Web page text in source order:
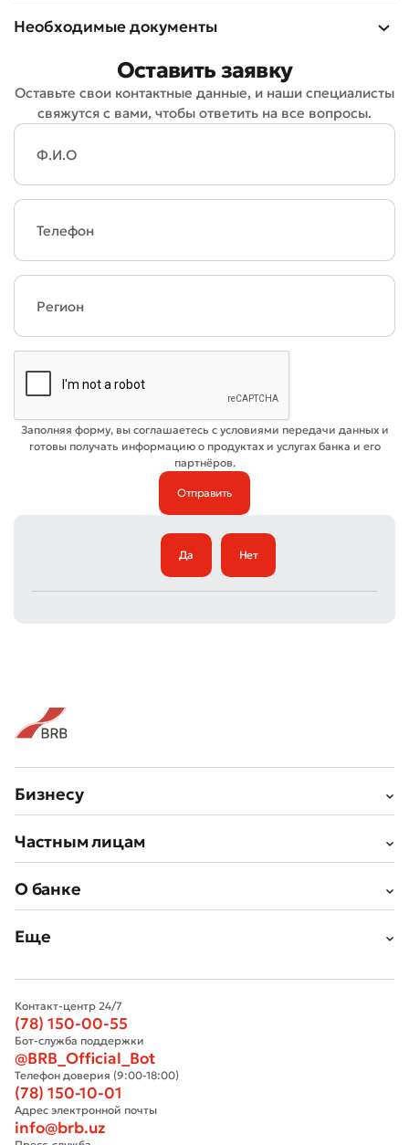
Оцените качество обслуживания
Плохо Отлично
Отправить
Оставить обращение
* Все поля обязательны для заполнения
Отправить
Необходимые документы
Оставить заявку
Оставьте свои контактные данные, и наши специалисты
свяжутся с вами, чтобы ответить на все вопросы.
Заполняя форму, вы соглашаетесь с условиями передачи данных и
готовы получать информацию о продуктах и услугах банка и его
партнёров.
Да Нет
Бизнесу
Частным лицам
О банке
Еще
Контакт-центр 24/7
(78) 150-00-55
Бот-служба поддержки
@BRB_Official_Bot
Телефон доверия (9:00-18:00)
(78) 150-10-01
Адрес электронной почты
info@brb.uz